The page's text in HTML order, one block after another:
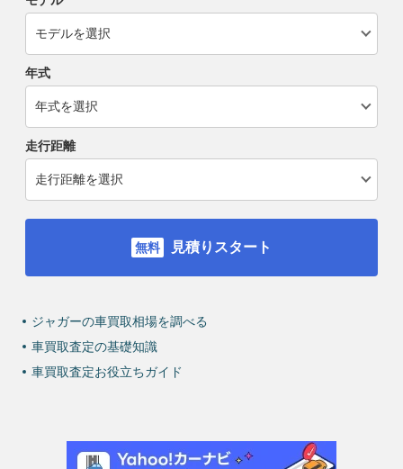
年式
走行距離
見積りスタート
ジャガーの車買取相場を調べる
車買取査定の基礎知識
車買取査定お役立ちガイド